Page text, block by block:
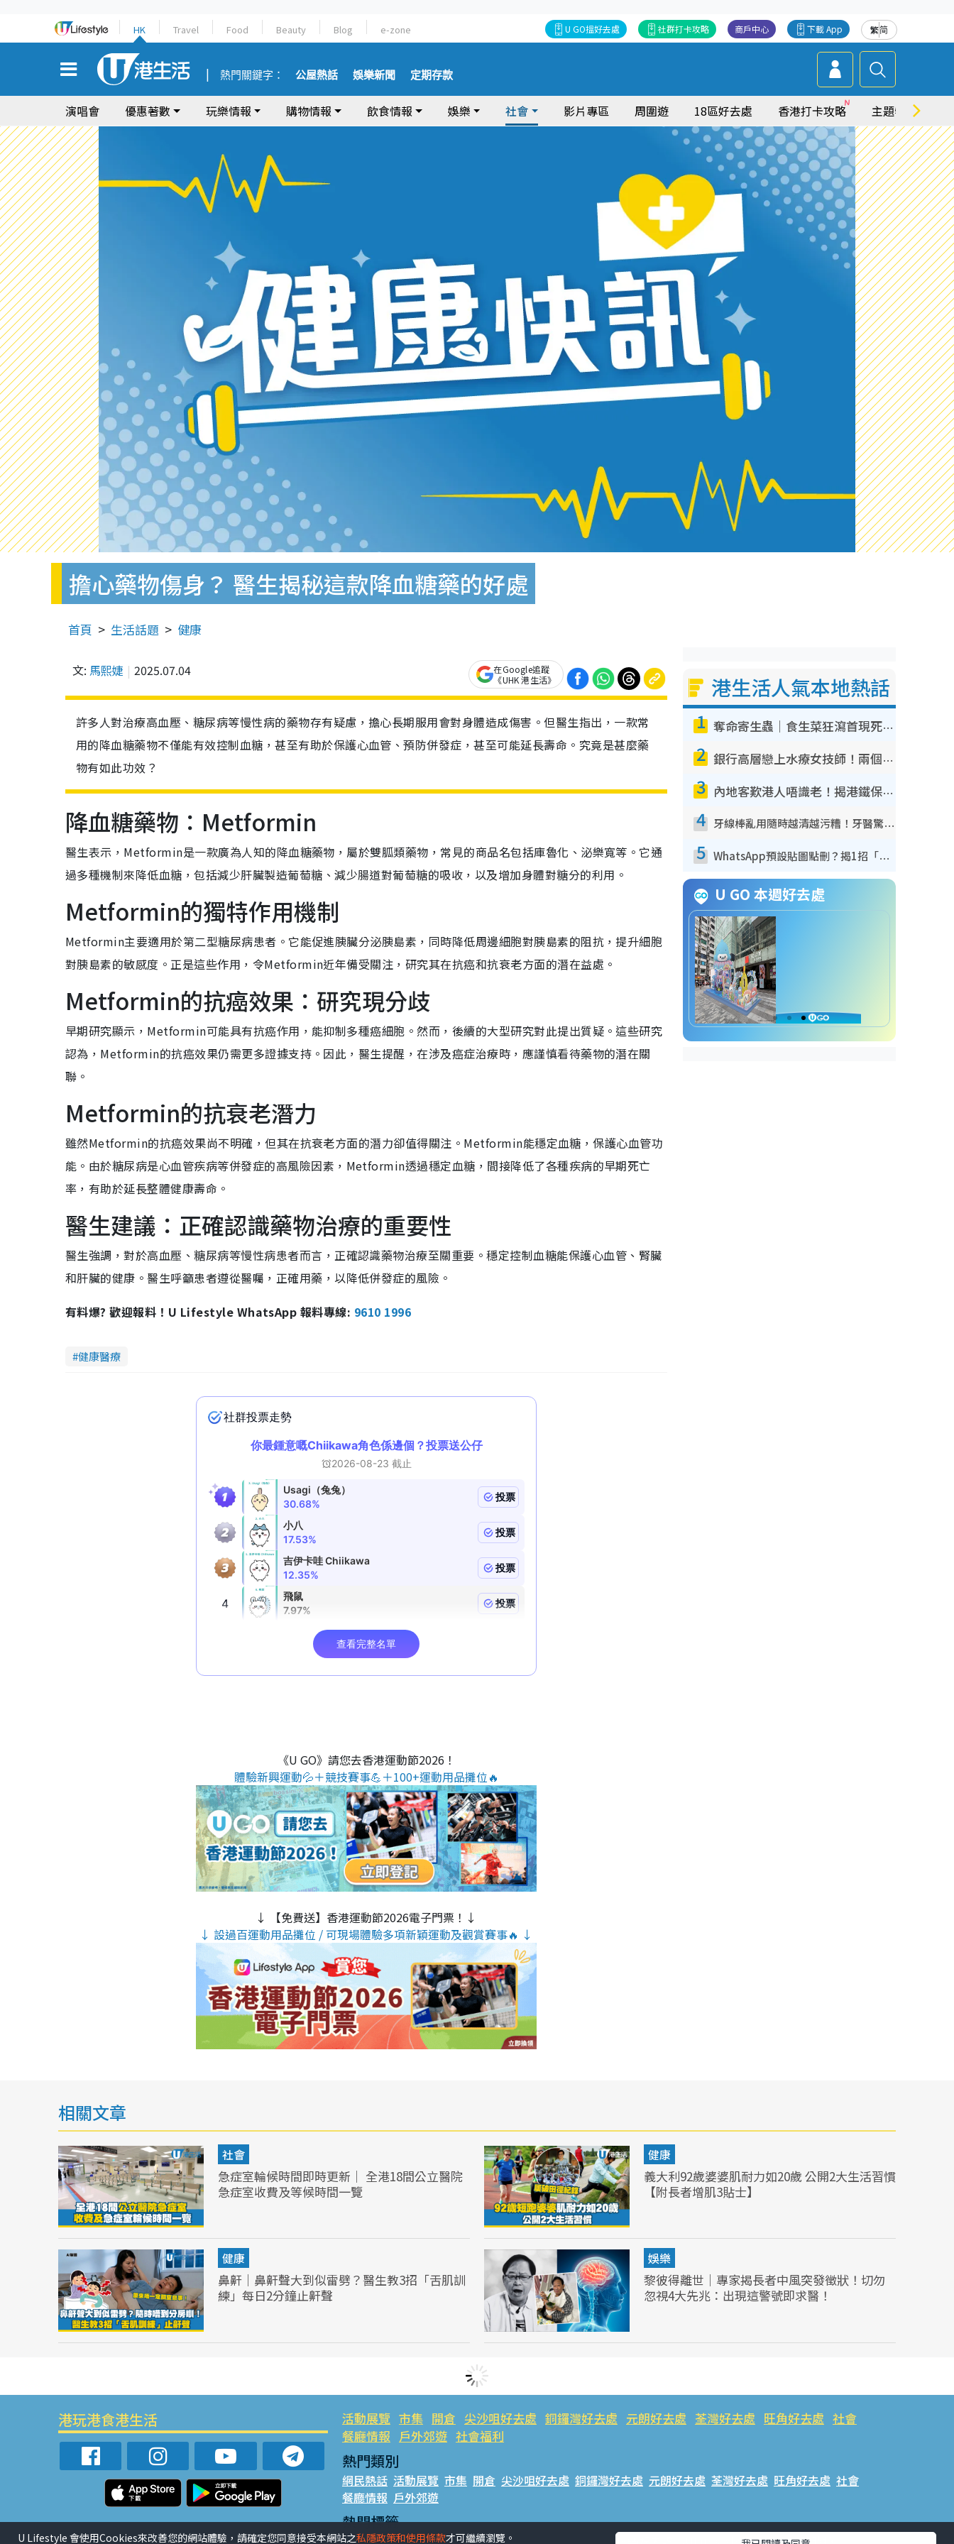
HK Travel Food Beauty Blog e-zone 繁简
下載 App
商戶中心
社群打卡攻略
U GO搵好去處
熱門關鍵字： 公屋熱話 娛樂新聞 定期存款
演唱會 優惠著數 玩樂情報 購物情報 飲食情報 娛樂 社會 影片專區 周圍遊 18區好去處 香港打卡攻略 主題特集
擔心藥物傷身？ 醫生揭秘這款降血糖藥的好處
首頁 生活話題 健康
文: 馬熙婕 2025.07.04
在Google追蹤
《UHK 港生活》
許多人對治療高血壓、糖尿病等慢性病的藥物存有疑慮，擔心長期服用會對身體造成傷害。但醫生指出，一款常
用的降血糖藥物不僅能有效控制血糖，甚至有助於保護心血管、預防併發症，甚至可能延長壽命。究竟是甚麼藥
物有如此功效？
降血糖藥物：Metformin
醫生表示，Metformin是一款廣為人知的降血糖藥物，屬於雙胍類藥物，常見的商品名包括庫魯化、泌樂寬等。它通
過多種機制來降低血糖，包括減少肝臟製造葡萄糖、減少腸道對葡萄糖的吸收，以及增加身體對糖分的利用。
Metformin的獨特作用機制
Metformin主要適用於第二型糖尿病患者。它能促進胰臟分泌胰島素，同時降低周邊細胞對胰島素的阻抗，提升細胞
對胰島素的敏感度。正是這些作用，令Metformin近年備受關注，研究其在抗癌和抗衰老方面的潛在益處。
Metformin的抗癌效果：研究現分歧
早期研究顯示，Metformin可能具有抗癌作用，能抑制多種癌細胞。然而，後續的大型研究對此提出質疑。這些研究
認為，Metformin的抗癌效果仍需更多證據支持。因此，醫生提醒，在涉及癌症治療時，應謹慎看待藥物的潛在關
聯。
Metformin的抗衰老潛力
雖然Metformin的抗癌效果尚不明確，但其在抗衰老方面的潛力卻值得關注。Metformin能穩定血糖，保護心血管功
能。由於糖尿病是心血管疾病等併發症的高風險因素，Metformin透過穩定血糖，間接降低了各種疾病的早期死亡
率，有助於延長整體健康壽命。
醫生建議：正確認識藥物治療的重要性
醫生強調，對於高血壓、糖尿病等慢性病患者而言，正確認識藥物治療至關重要。穩定控制血糖能保護心血管、腎臟
和肝臟的健康。醫生呼籲患者遵從醫囑，正確用藥，以降低併發症的風險。
有料爆? 歡迎報料！U Lifestyle WhatsApp 報料專線: 9610 1996
健康醫療
《U GO》請您去香港運動節2026！
體驗新興運動💦＋競技賽事💪＋100+運動用品攤位🔥
↓ 【免費送】香港運動節2026電子門票！↓
↓ 設過百運動用品攤位 / 可現場體驗多項新穎運動及觀賞賽事🔥 ↓
港生活人氣本地熱話
1 奪命寄生蟲｜食生菜狂瀉首現死者！疫潮惡化錄1.8萬宗病例 揭洗菜3大謬誤
2 銀行高層戀上水療女技師！兩個月借128萬驚覺「沉船」沉落火海 揭背後疑似邪教操控賣淫
3 內地客歎港人唔識老！揭港鐵保鮮級冷氣 港人求放過：咪投訴
4 牙線棒亂用隨時越清越污糟！牙醫驚揭盲目過戶細菌恐致蛀牙：呢種先係日常真保養
5 WhatsApp預設貼圖點刪？揭1招「反向操作」還原簡潔介面 附3步實測教學
U GO 本週好去處
相關文章
社會
急症室輪候時間即時更新｜ 全港18間公立醫院
急症室收費及等候時間一覽
健康
義大利92歲婆婆肌耐力如20歲 公開2大生活習慣
【附長者增肌3貼士】
健康
鼻鼾｜鼻鼾聲大到似雷劈？醫生教3招「舌肌訓
練」每日2分鐘止鼾聲
娛樂
黎彼得離世｜專家揭長者中風突發徵狀！切勿
忽視4大先兆：出現這警號即求醫！
港玩港食港生活 活動展覽 市集 開倉 尖沙咀好去處 銅鑼灣好去處 元朗好去處 荃灣好去處 旺角好去處 社會
餐廳情報 戶外郊遊 社會福利
熱門類別
網民熱話 活動展覽 市集 開倉 尖沙咀好去處 銅鑼灣好去處 元朗好去處 荃灣好去處 旺角好去處 社會
餐廳情報 戶外郊遊
熱門標籤
U Lifestyle 會使用Cookies來改善您的網站體驗，請確定您同意接受本網站之私隱政策和使用條款才可繼續瀏覽。